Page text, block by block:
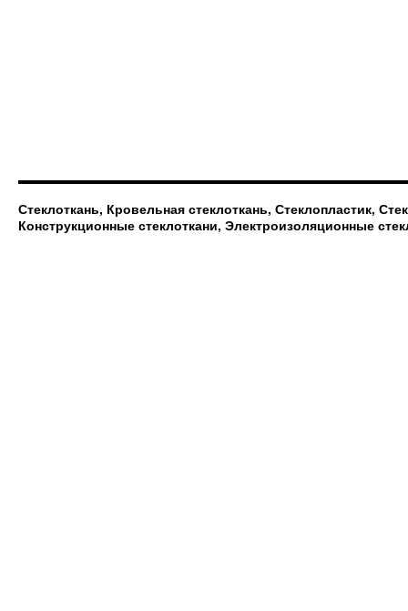
Стеклоткань, Кровельная стеклоткань, Стеклопластик,
Конструкционные стеклоткани, Электроизоляционные